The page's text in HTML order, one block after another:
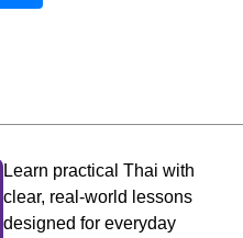
Learn practical Thai with
clear, real-world lessons
designed for everyday